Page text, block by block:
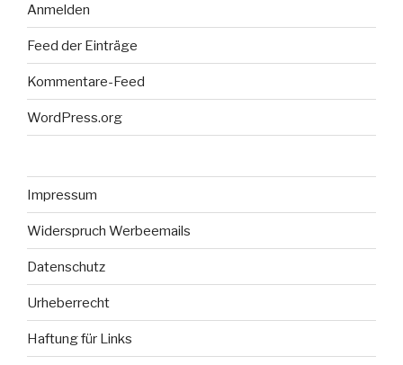
Anmelden
Feed der Einträge
Kommentare-Feed
WordPress.org
Impressum
Widerspruch Werbeemails
Datenschutz
Urheberrecht
Haftung für Links